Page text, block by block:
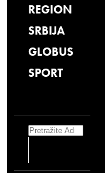
REGION
SRBIJA
GLOBUS
SPORT
Search